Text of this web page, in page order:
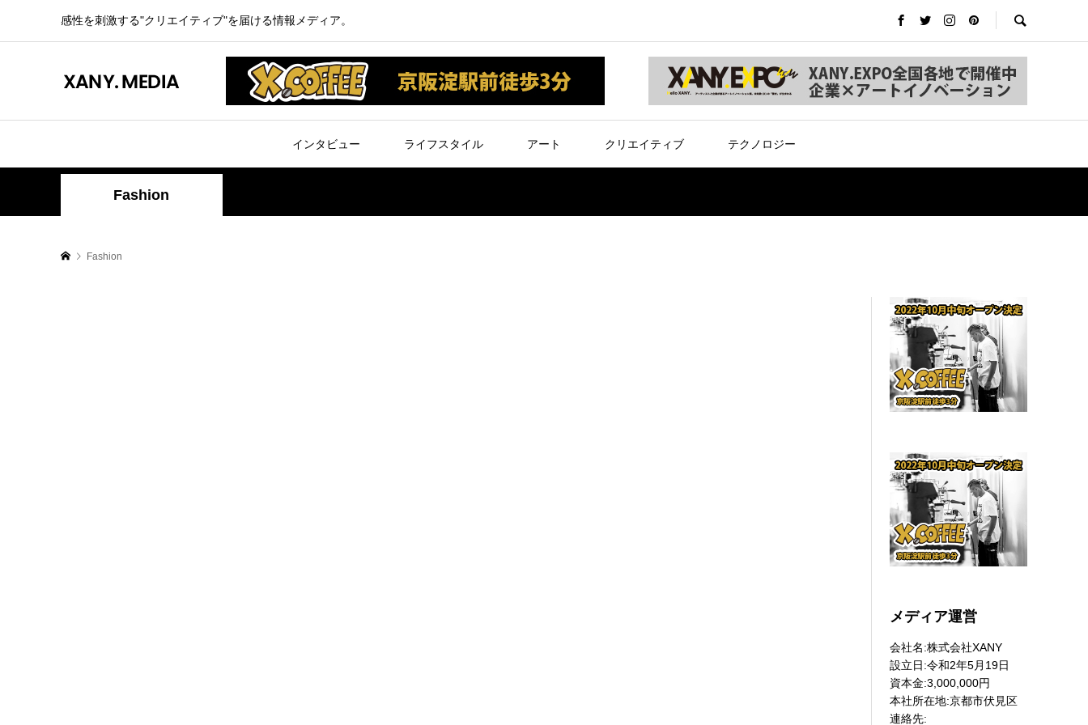
感性を刺激する"クリエイティブ"を届ける情報メディア。
インタビュー ライフスタイル アート クリエイティブ テクノロジー
Fashion
Fashion
メディア運営
会社名:株式会社XANY
設立日:令和2年5月19日
資本金:3,000,000円
本社所在地:京都市伏見区
連絡先: